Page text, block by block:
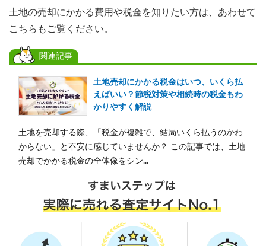
土地の売却にかかる費用や税金を知りたい方は、あわせて
こちらもご覧ください。
関連記事
土地売却にかかる税金はいつ、いくら払
えばいい？節税対策や相続時の税金もわ
かりやすく解説
土地を売却する際、「税金が複雑で、結局いくら払うのかわ
からない」と不安に感じていませんか？ この記事では、土地
売却でかかる税金の全体像をシン...